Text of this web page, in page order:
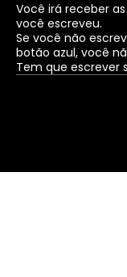
Você irá receber
você escreveu.
Se você não
botão azul, você
Tem que escrever